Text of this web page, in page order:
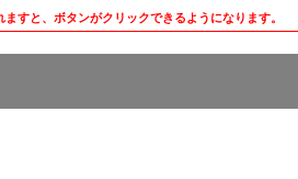
すと、ボタンがクリックできるようになります。